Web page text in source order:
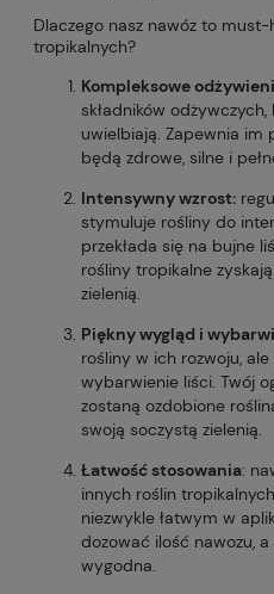
Dlaczego nasz nawóz to
tropikalnych?
Kompleksowe
składników
uwielbiają. Zapewnia im
będą zdrowe, silne i
Intensywny wzrost:
stymuluje rośliny do
przekłada się na bujne
rośliny tropikalne
zielenią.
Piękny wygląd i
rośliny w ich rozwoju,
wybarwienie liści. Twój
zostaną ozdobione
swoją soczystą zielenią.
Łatwość stosowania:
innych roślin tropikalnych
niezwykle łatwym w
dozować ilość nawozu,
wygodna.